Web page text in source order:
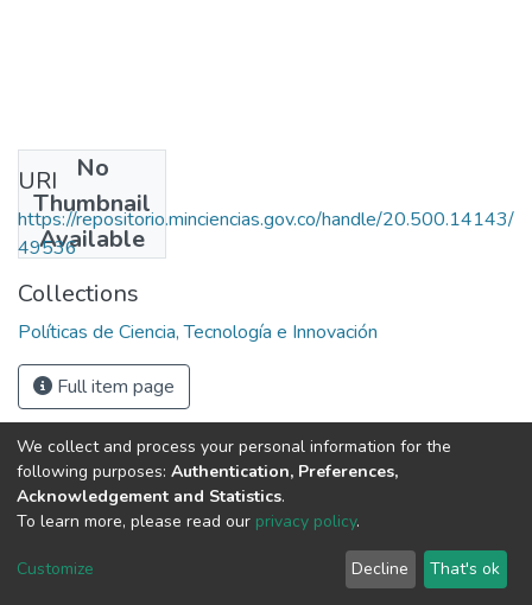
No
Thumbnail
Available
URI
https://repositorio.minciencias.gov.co/handle/20.500.14143/
49536
Collections
Políticas de Ciencia, Tecnología e Innovación
Full item page
DSpace software copyright © 2002-2026
Cookie
End User
Agreement
Send
Feedback
We collect and process your personal information for the
following purposes: Authentication, Preferences,
Acknowledgement and Statistics.
To learn more, please read our privacy policy.
Customize Decline That's ok